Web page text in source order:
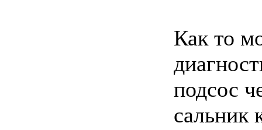
Как то
подсос
сальник